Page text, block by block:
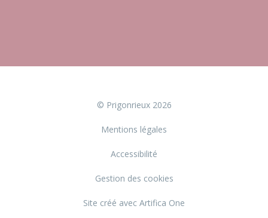
© Prigonrieux 2026
Mentions légales
Accessibilité
Gestion des cookies
Site créé avec Artifica One